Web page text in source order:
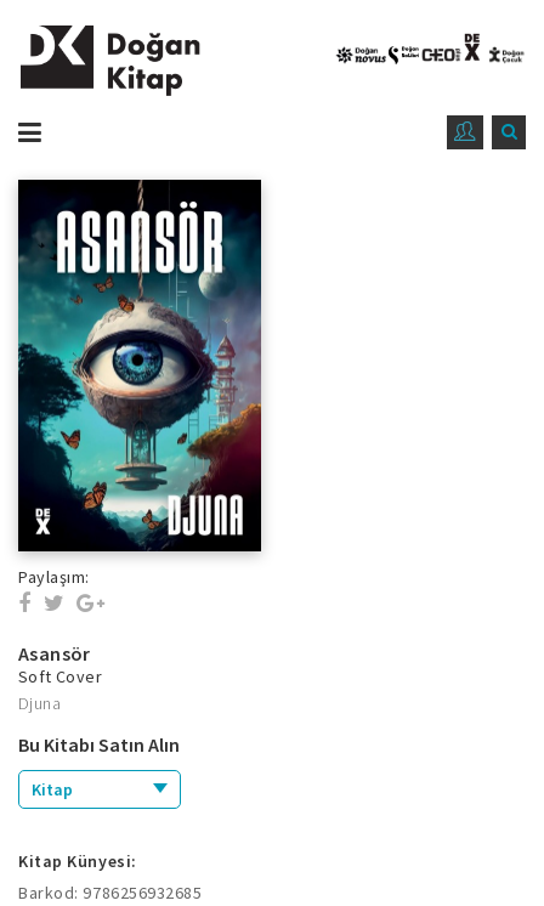
Paylaşım:
Asansör
Soft Cover
Djuna
Bu Kitabı Satın Alın
Kitap
Kitap Künyesi:
Barkod: 9786256932685